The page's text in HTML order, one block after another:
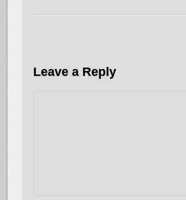
Leave a Reply